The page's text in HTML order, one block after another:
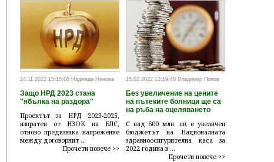
24.11.2022 15:15:08 Надежда Ненова
Защо НРД 2023 стана
"ябълка на раздора"
Проектът за НРД 2023-2025,
изпратен от НЗОК на БЛС,
отново предизвика напрежение
между договорнит ...
Прочети повече >>
15.02.2022 13:19:48 Владимир Попов
Без увеличение на цените
на пътеките болници ще са
на ръба на оцеляването
С над 600 млн. лв. е увеличен
бюджетът на Националната
здравноосигурителна каса за
2022 година в ...
Прочети повече >>